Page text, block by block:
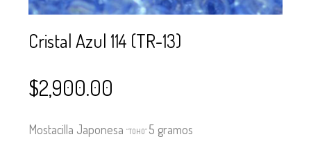
Cristal Azul 114 (TR-13)
$2,900.00
Mostacilla Japonesa“TOHO” 5 gramos